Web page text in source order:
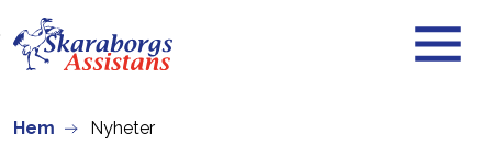
Skip to main content
Hem Nyheter